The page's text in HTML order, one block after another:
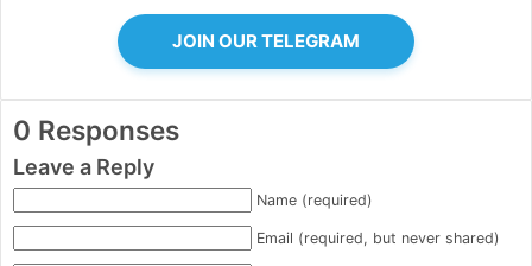
JOIN OUR TELEGRAM
0 Responses
Leave a Reply
Name (required)
Email (required, but never shared)